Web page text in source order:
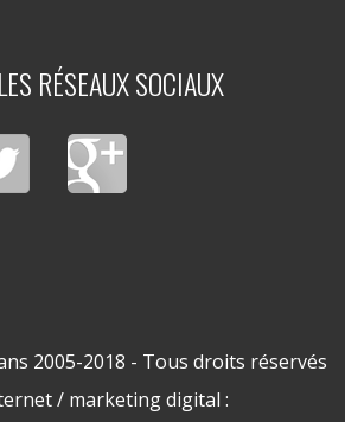
RÉSEAUX SOCIAUX
2005-2018 - Tous droits réservés
/ marketing digital :